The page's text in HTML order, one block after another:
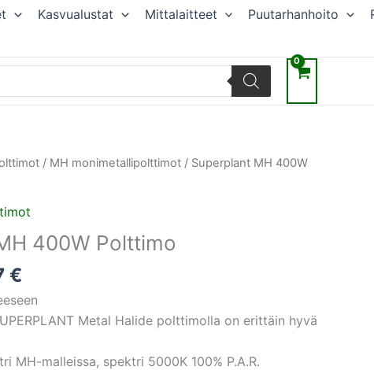
Kasvualustat Mittalaitteet Puutarhanhoito
/ MH monimetallipolttimot / Superplant MH 400W
400W Polttimo
€.
€
Nykyinen
on:
14,47 €.
Metal Halide polttimolla on erittäin hyvä
MH-malleissa, spektri 5000K 100% P.A.R.